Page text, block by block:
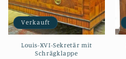
e
:
Verkauft
Louis-XVI-Sekretär mit
Schrägklappe